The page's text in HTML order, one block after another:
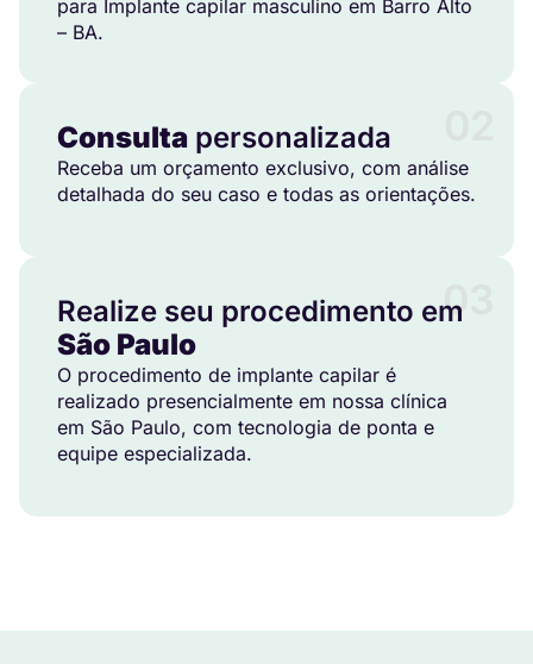
para Implante capilar masculino em Barro Alto
– BA.
Consulta personalizada
Receba um orçamento exclusivo, com análise
detalhada do seu caso e todas as orientações.
03
Realize seu procedimento em
São Paulo
O procedimento de implante capilar é
realizado presencialmente em nossa clínica
em São Paulo, com tecnologia de ponta e
equipe especializada.